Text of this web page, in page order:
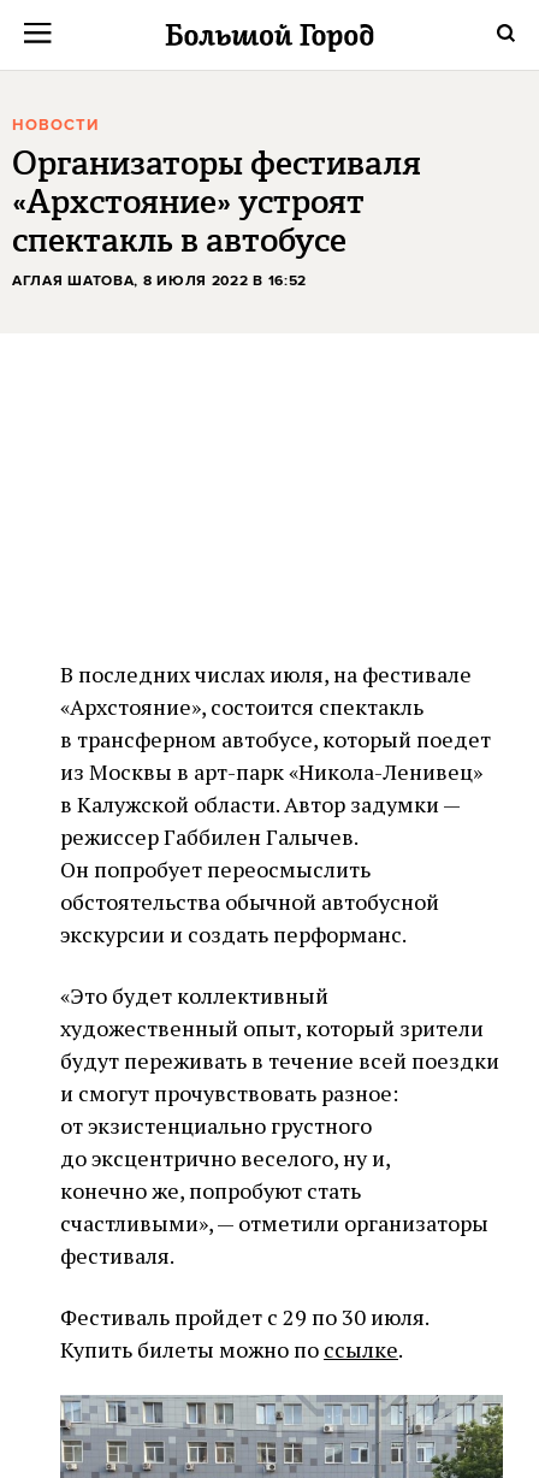
НОВОСТИ
Организаторы фестиваля
«Архстояние» устроят
спектакль в автобусе
АГЛАЯ ШАТОВА, 8 ИЮЛЯ 2022 В 16:52
В последних числах июля, на фестивале
«Архстояние», состоится спектакль
в трансферном автобусе, который поедет
из Москвы в арт-парк «Никола-Ленивец»
в Калужской области. Автор задумки —
режиссер Габбилен Галычев.
Он попробует переосмыслить
обстоятельства обычной автобусной
экскурсии и создать перформанс.
«Это будет коллективный
художественный опыт, который зрители
будут переживать в течение всей поездки
и смогут прочувствовать разное:
от экзистенциально грустного
до эксцентрично веселого, ну и,
конечно же, попробуют стать
счастливыми», — отметили организаторы
фестиваля.
Фестиваль пройдет с 29 по 30 июля.
Купить билеты можно по ссылке.